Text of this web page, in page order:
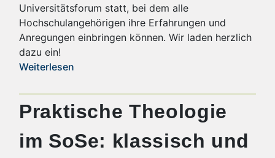
Universitätsforum statt, bei dem alle
Hochschulangehörigen ihre Erfahrungen und
Anregungen einbringen können. Wir laden herzlich
dazu ein!
Weiterlesen
Praktische Theologie
im SoSe: klassisch und